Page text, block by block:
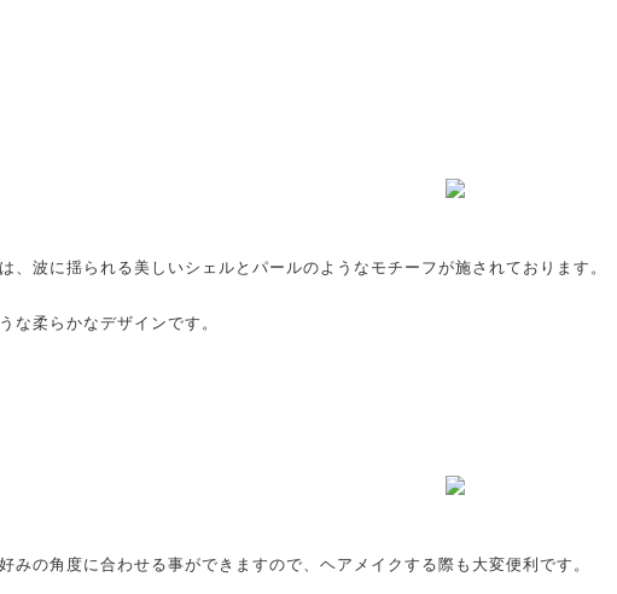
、波に揺られる美しいシェルとパールのようなモチーフが施されております。
な柔らかなデザインです。
みの角度に合わせる事ができますので、ヘアメイクする際も大変便利です。